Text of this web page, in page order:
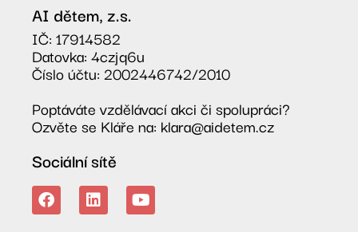
AI dětem, z.s.
IČ: 17914582
Datovka: 4czjq6u
Číslo účtu: 2002446742/2010
Poptáváte vzdělávací akci či spolupráci?
Ozvěte se Kláře na: klara@aidetem.cz
Sociální sítě